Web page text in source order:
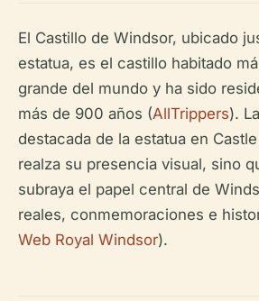
El Castillo de Windsor, ubicado
estatua, es el castillo habitado
grande del mundo y ha sido
más de 900 años (AllTrippers).
destacada de la estatua en
realza su presencia visual, sino
subraya el papel central de
reales, conmemoraciones e
Web Royal Windsor).